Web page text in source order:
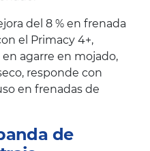
del 8 % en frenada
el Primacy 4+,
en agarre en mojado,
responde con
en frenadas de
de